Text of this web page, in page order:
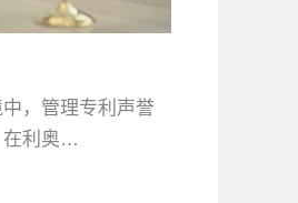
，管理专利声誉
在利奥…